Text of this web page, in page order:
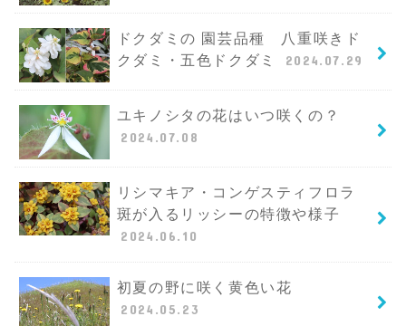
ドクダミの 園芸品種 八重咲きド
クダミ・五色ドクダミ
2024.07.29
ユキノシタの花はいつ咲くの？
2024.07.08
リシマキア・コンゲスティフロラ
斑が入るリッシーの特徴や様子
2024.06.10
初夏の野に咲く黄色い花
2024.05.23